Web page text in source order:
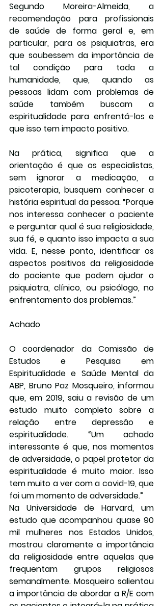
Segundo Moreira-Almeida, a
recomendação para profissionais
de saúde de forma geral e, em
particular, para os psiquiatras, era
que soubessem da importância de
tal condição para toda a
humanidade, que, quando as
pessoas lidam com problemas de
saúde também buscam a
espiritualidade para enfrentá-los e
que isso tem impacto positivo.
Na prática, significa que a
orientação é que os especialistas,
sem ignorar a medicação, a
psicoterapia, busquem conhecer a
história espiritual da pessoa. “Porque
nos interessa conhecer o paciente
e perguntar qual é sua religiosidade,
sua fé, e quanto isso impacta a sua
vida. E, nesse ponto, identificar os
aspectos positivos da religiosidade
do paciente que podem ajudar o
psiquiatra, clínico, ou psicólogo, no
enfrentamento dos problemas.”
Achado
O coordenador da Comissão de
Estudos e Pesquisa em
Espiritualidade e Saúde Mental da
ABP, Bruno Paz Mosqueiro, informou
que, em 2019, saiu a revisão de um
estudo muito completo sobre a
relação entre depressão e
espiritualidade. “Um achado
interessante é que, nos momentos
de adversidade, o papel protetor da
espiritualidade é muito maior. Isso
tem muito a ver com a covid-19, que
foi um momento de adversidade.”
Na Universidade de Harvard, um
estudo que acompanhou quase 90
mil mulheres nos Estados Unidos,
mostrou claramente a importância
da religiosidade entre aquelas que
frequentam grupos religiosos
semanalmente. Mosqueiro salientou
a importância de abordar a R/E com